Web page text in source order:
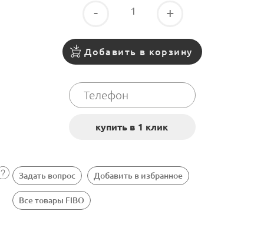
- +
Добавить в корзину
Задать вопрос Добавить в избранное
Все товары FIBO